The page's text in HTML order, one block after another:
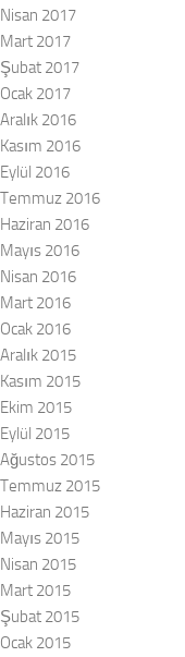
Nisan 2017
Mart 2017
Şubat 2017
Ocak 2017
Aralık 2016
Kasım 2016
Eylül 2016
Temmuz 2016
Haziran 2016
Mayıs 2016
Nisan 2016
Mart 2016
Ocak 2016
Aralık 2015
Kasım 2015
Ekim 2015
Eylül 2015
Ağustos 2015
Temmuz 2015
Haziran 2015
Mayıs 2015
Nisan 2015
Mart 2015
Şubat 2015
Ocak 2015